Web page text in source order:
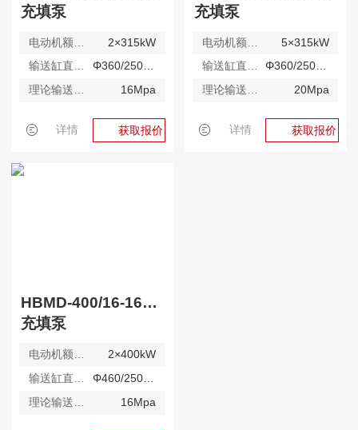
充填泵
电动机额定功率
2×315kW
输送缸直径/ 最大行程
Φ360/2500mm
理论输送压力( 高压)
16Mpa
详情 获取报价
充填泵
电动机额定功率
5×315kW
输送缸直径/ 最大行程
Φ360/2500mm
理论输送压力( 高压)
20Mpa
详情 获取报价
HBMD-400/16-1600S
充填泵
电动机额定功率
2×400kW
Φ460/2500mm
16Mpa